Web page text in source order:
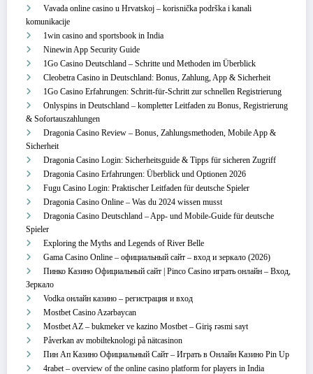
Vavada online casino u Hrvatskoj – korisnička podrška i kanali
komunikacije
1win casino and sportsbook in India
Ninewin App Security Guide
1Go Casino Deutschland – Schritte und Methoden im Überblick
Cleobetra Casino in Deutschland: Bonus, Zahlung, App & Sicherheit
1Go Casino Erfahrungen: Schritt‑für‑Schritt zur schnellen Registrierung
Onlyspins in Deutschland – kompletter Leitfaden zu Bonus, Registrierung
& Sofortauszahlungen
Dragonia Casino Review – Bonus, Zahlungsmethoden, Mobile App &
Sicherheit
Dragonia Casino Login: Sicherheitsguide & Tipps für sicheren Zugriff
Dragonia Casino Erfahrungen: Überblick und Optionen 2026
Fugu Casino Login: Praktischer Leitfaden für deutsche Spieler
Dragonia Casino Online – Was du 2024 wissen musst
Dragonia Casino Deutschland – App‑ und Mobile‑Guide für deutsche
Spieler
Exploring the Myths and Legends of River Belle
Gama Casino Online – официальный сайт – вход и зеркало (2026)
Пинко Казино Официальный сайт | Pinco Casino играть онлайн – Вход,
Зеркало
Vodka онлайн казино – регистрация и вход
Mostbet Casino Azərbaycan
Mostbet AZ – bukmeker ve kazino Mostbet – Giriş rəsmi sayt
Påverkan av mobilteknologi på nätcasinon
Пин Ап Казино Официальный Сайт – Играть в Онлайн Казино Pin Up
4rabet – overview of the online casino platform for players in India